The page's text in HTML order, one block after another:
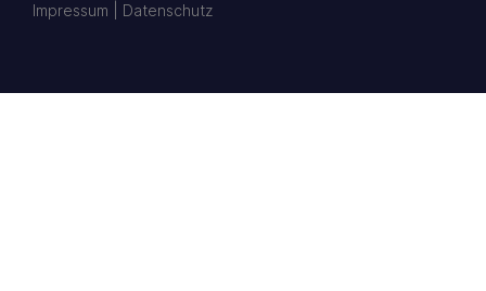
Impressum Datenschutz